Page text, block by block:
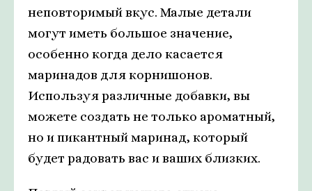
неповторимый вкус. Малые детали
могут иметь большое значение,
особенно когда дело касается
маринадов для корнишонов.
Используя различные добавки, вы
можете создать не только ароматный,
но и пикантный маринад, который
будет радовать вас и ваших близких.